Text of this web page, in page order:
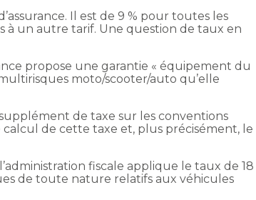
Il est de 9 % pour toutes les
à un autre tarif. Une question de taux en
propose une garantie « équipement du
moto/scooter/auto qu’elle
de taxe sur les conventions
calcul de cette taxe et, plus précisément, le
fiscale applique le taux de 18
de toute nature relatifs aux véhicules